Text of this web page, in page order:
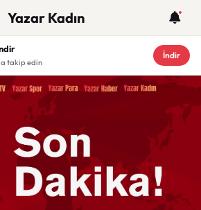
Yazar Kadın
takip edin
İndir